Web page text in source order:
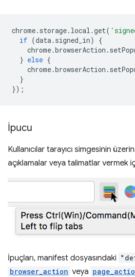
chrome. storage. local .get(
if (data. signed_in)
{
chrome.browserAction .
} else {
chrome.browserAction .
}
});
İpucu
Kullanıcılar tarayıcı simgesinin
açıklamalar veya talimatlar vermek
İpuçları, manifest dosyasındaki
browser_action veya